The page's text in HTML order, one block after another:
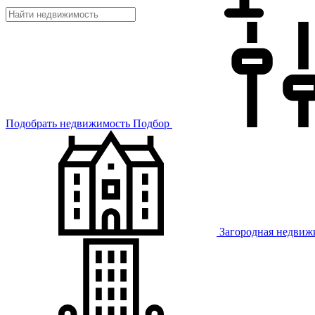
Подобрать недвижимость Подбор
Загородная